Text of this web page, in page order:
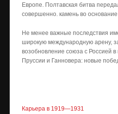
Европе. Полтавская битва
совершенно. камень во
Не менее важные последствия
широкую международную арену,
возобновление союза с Россией
Пруссии и Ганновера: новые
Карьера в 1919—1931